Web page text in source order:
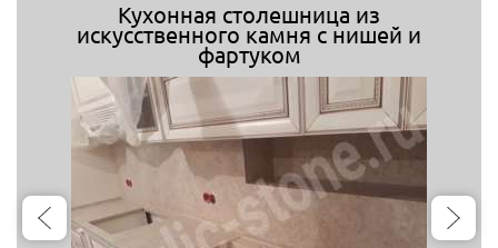
Кухонная столешница из
искусственного камня с нишей и
фартуком